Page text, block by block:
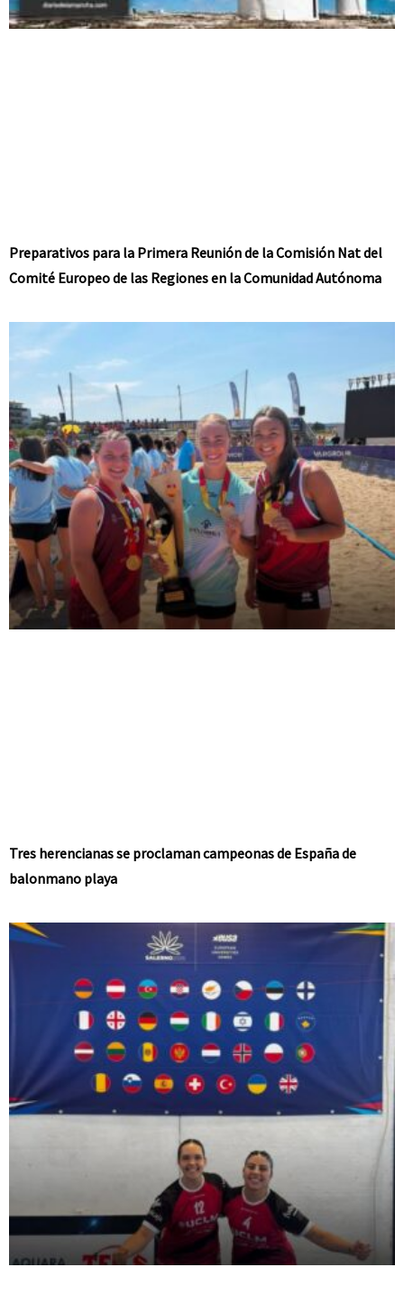
Preparativos para la Primera Reunión de la Comisión Nat del
Comité Europeo de las Regiones en la Comunidad Autónoma
Tres herencianas se proclaman campeonas de España de
balonmano playa